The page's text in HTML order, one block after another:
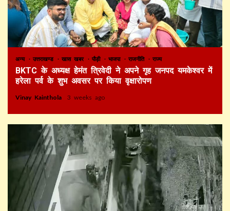
अन्य उत्तराखण्ड खास खबर पौड़ी भाजपा राजनीति राज्य
BKTC के अध्यक्ष हेमंत त्रिवेदी ने अपने गृह जनपद यमकेश्वर में
हरेला पर्व के शुभ अवसर पर किया वृक्षारोपण
Vinay Kainthola 3 weeks ago